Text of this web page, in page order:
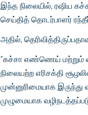
இந்த நிலையில், ரஷிய
செய்தித் தொடர்பாளர்
அதில்,
”கச்சா எண்ணெய் மற்றும்
நிலையற்ற எரிசக்தி
முன்னுரிமையாக
முழுமையாக